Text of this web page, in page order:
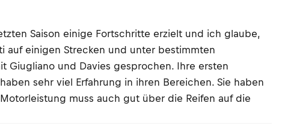
Saison einige Fortschritte erzielt und ich glaube,
auf einigen Strecken und unter bestimmten
Giugliano und Davies gesprochen. Ihre ersten
sehr viel Erfahrung in ihren Bereichen. Sie haben
muss auch gut über die Reifen auf die